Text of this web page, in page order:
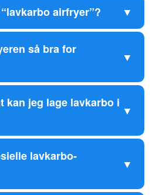
airfryer”?
så bra for
kan jeg lage lavkarbo i
lavkarbo-